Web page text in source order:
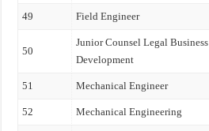
49 Field Engineer
50
Junior Counsel Legal Business
Development
51 Mechanical Engineer
52 Mechanical Engineering